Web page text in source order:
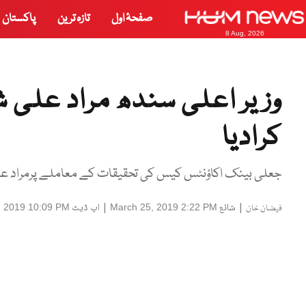
8 Aug, 2026
صفحۂ اول تازہ ترین پاکستان
وزیر اعلی سندھ مراد علی
کرادیا
جعلی بینک اکاؤنٹس کیس کی تحقیقات کے معاملے پرمراد علی شاہ 26 مارچ کے بجائے آج نیب اولڈ ہیڈکوارٹرز
فیضان خان | شائع March 25, 2019 2:22 PM
| اپ ڈیٹ 2019 10:09 PM